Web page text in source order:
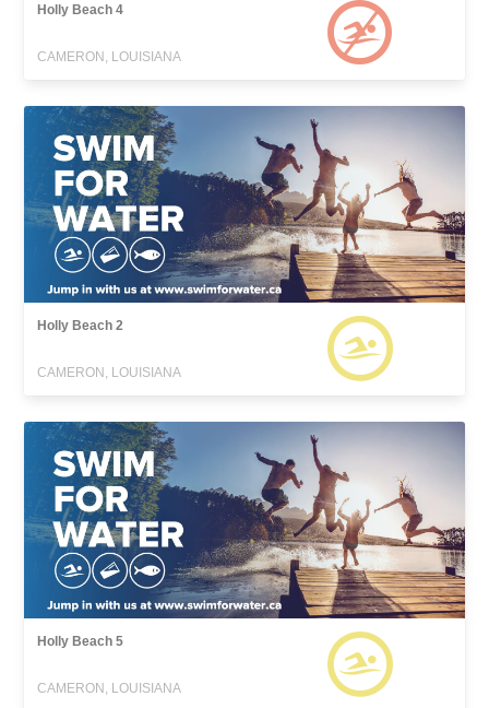
Holly Beach 4
CAMERON, LOUISIANA
Holly Beach 2
CAMERON, LOUISIANA
Holly Beach 5
CAMERON, LOUISIANA